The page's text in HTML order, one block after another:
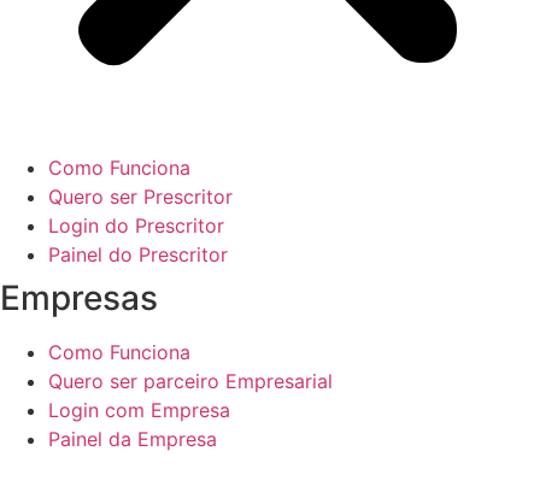
Como Funciona
Quero ser Prescritor
Login do Prescritor
Painel do Prescritor
Empresas
Como Funciona
Quero ser parceiro Empresarial
Login com Empresa
Painel da Empresa